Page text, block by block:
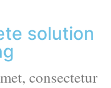
solution
consectetur